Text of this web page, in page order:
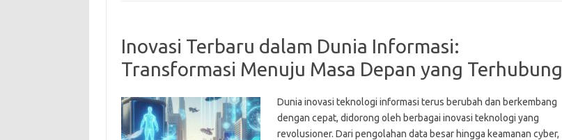
Inovasi Terbaru dalam Dunia Informasi:
Transformasi Menuju Masa Depan yang Terhubung
Dunia inovasi teknologi informasi terus berubah dan berkembang
dengan cepat, didorong oleh berbagai inovasi teknologi yang
revolusioner. Dari pengolahan data besar hingga keamanan cyber,